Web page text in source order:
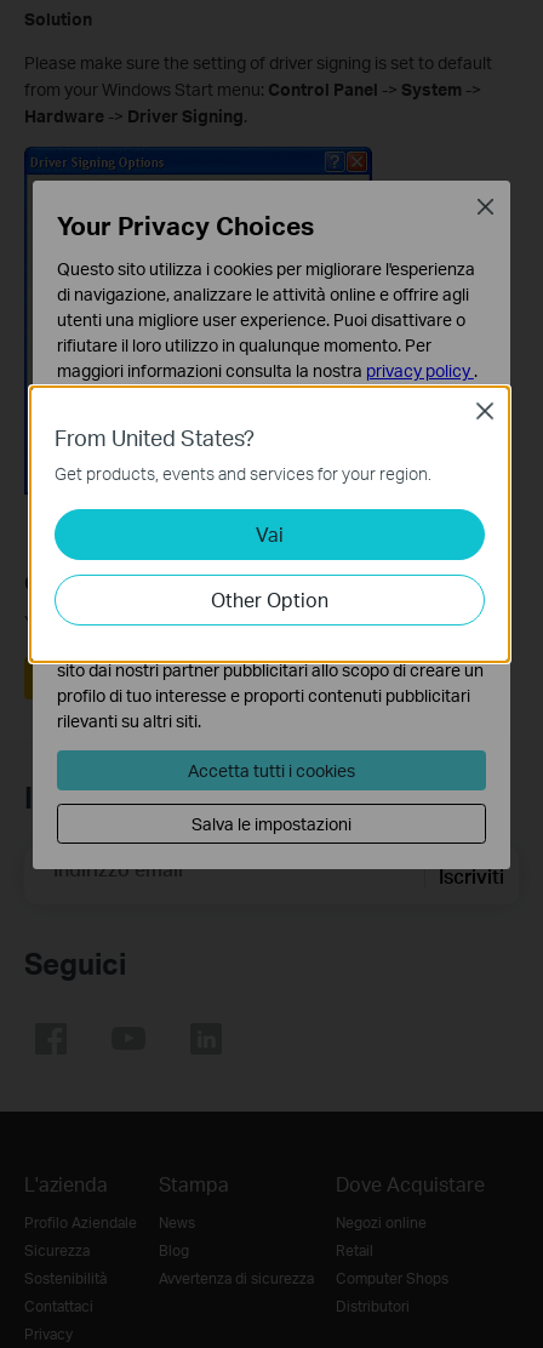
Solution
Please make sure the setting of driver signing is set to default
from your Windows Start menu: Control Panel -> System ->
Hardware -> Driver Signing.
Questa faq è utile?
Your feedback helps improve this site.
Sì No
Iscriviti alla newsletter
Indirizzo email Iscriviti
Seguici
L'azienda
Profilo Aziendale
Sicurezza
Sostenibilità
Contattaci
Privacy
Stampa
News
Blog
Avvertenza di sicurezza
Dove Acquistare
Negozi online
Retail
Computer Shops
Distributori
From United States?
Get products, events and services for your region.
Vai
Other Option
Close
Your Privacy Choices
Questo sito utilizza i cookies per migliorare l'esperienza
di navigazione, analizzare le attività online e offrire agli
utenti una migliore user experience. Puoi disattivare o
rifiutare il loro utilizzo in qualunque momento. Per
maggiori informazioni consulta la nostra privacy policy .
Questi cookies sono necessari per il corretto
funzionamento del sito e non possono essere disattivati
nel tuo sistema.
Analytics e Marketing Cookies
I cookies analitici ci permettono di analizzare le tue
attività sul nostro sito allo scopo di migliorarne le
funzionalità.
sito dai nostri partner pubblicitari allo scopo di creare un
profilo di tuo interesse e proporti contenuti pubblicitari
rilevanti su altri siti.
Accetta tutti i cookies
Salva le impostazioni
Close